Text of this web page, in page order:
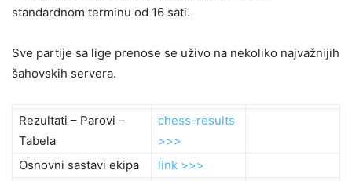
standardnom terminu od 16 sati.
Sve partije sa lige prenose se uživo na nekoliko najvažnijih
šahovskih servera.
Rezultati – Parovi –
Tabela
chess-results
>>>
Osnovni sastavi ekipa
link >>>